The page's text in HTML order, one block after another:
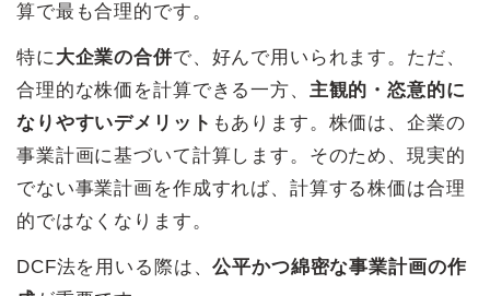
算で最も合理的です。
特に大企業の合併で、好んで用いられます。ただ、
合理的な株価を計算できる一方、 主観的・恣意的に
なりやすいデメリット もあります。株価は、企業の
事業計画に基づいて計算します。そのため、現実的
でない事業計画を作成すれば、計算する株価は合理
的ではなくなります。
DCF法を用いる際は、公平かつ綿密な事業計画の作